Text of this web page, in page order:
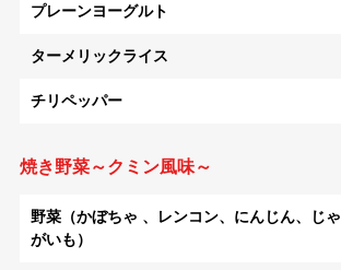
プレーンヨーグルト
ターメリックライス
チリペッパー
焼き野菜～クミン風味～
野菜（かぼちゃ 、レンコン、にんじん、じゃ
がいも）